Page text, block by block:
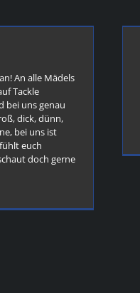
An alle Mädels
Tackle
bei uns genau
dick, dünn,
bei uns ist
euch
doch gerne